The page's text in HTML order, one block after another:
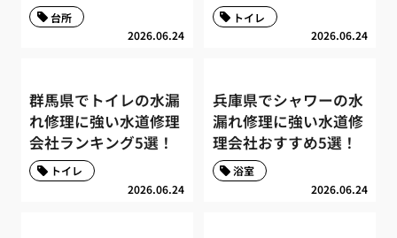
2026.06.24
台所
2026.06.24
トイレ
群馬県でトイレの水漏
れ修理に強い水道修理
会社ランキング5選！
2026.06.24
トイレ
兵庫県でシャワーの水
漏れ修理に強い水道修
理会社おすすめ5選！
2026.06.24
浴室